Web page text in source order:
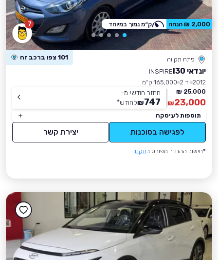
7
פתח תקווה 101 צפו ברכב זה
יונדאי I30
INSPIRE
2012 יד 2
165,000 ק״מ
25,000 ₪
23,000
₪
החזר חודשי מ-
747
₪לחודש*
תוספות לעיסקה
לפגישה בסוכנות יצירת קשר
*חישוב ההחזר מפורט בתקנון
2,000 ₪ הנחה ק״מ נמוך במיוחד